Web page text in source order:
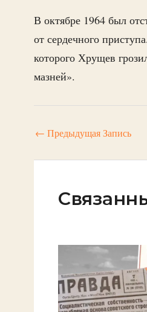
В октябре 1964 был
от сердечного
которого Хрущев
мазней».
← Предыдущая Запись